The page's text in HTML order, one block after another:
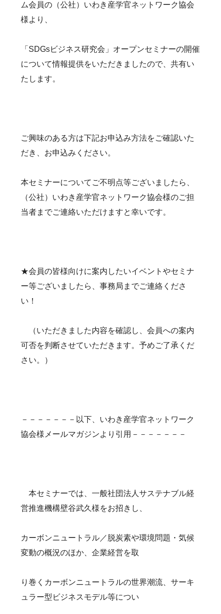
ム会員の（公社）いわき産学官ネットワーク協会
様より、
「SDGsビジネス研究会」オープンセミナーの開催
について情報提供をいただきましたので、共有い
たします。
ご興味のある方は下記お申込み方法をご確認いた
だき、お申込みください。
本セミナーについてご不明点等ございましたら、
（公社）いわき産学官ネットワーク協会様のご担
当者までご連絡いただけますと幸いです。
★会員の皆様向けに案内したいイベントやセミナ
ー等ございましたら、事務局までご連絡くださ
い！
（いただきました内容を確認し、会員への案内
可否を判断させていただきます。予めご了承くだ
さい。）
－－－－－－－以下、いわき産学官ネットワーク
協会様メールマガジンより引用－－－－－－－
本セミナーでは、一般社団法人サステナブル経
営推進機構壁谷武久様をお招きし、
カーボンニュートラル／脱炭素や環境問題・気候
変動の概況のほか、企業経営を取
り巻くカーボンニュートラルの世界潮流、サーキ
ュラー型ビジネスモデル等につい